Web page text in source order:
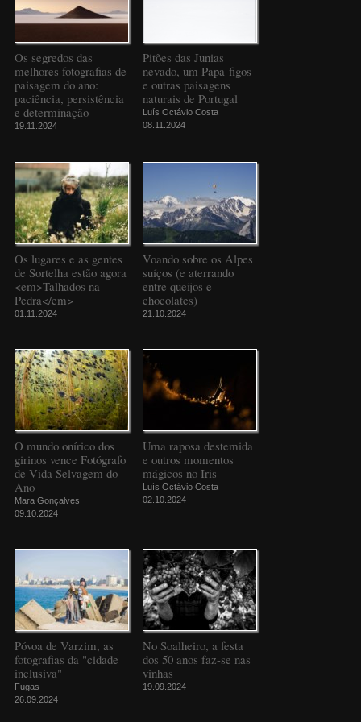
Os segredos das
melhores fotografias de
paisagem do ano:
paciência, persistência
e determinação
19.11.2024
Pitões das Junias
nevado, um Papa-figos
e outras paisagens
naturais de Portugal
Luís Octávio Costa
08.11.2024
Os lugares e as gentes
de Sortelha estão agora
<em>Talhados na
Pedra</em>
01.11.2024
Voando sobre os Alpes
suíços (e aterrando
entre queijos e
chocolates)
21.10.2024
O mundo onírico dos
girinos vence Fotógrafo
de Vida Selvagem do
Ano
Mara Gonçalves
09.10.2024
Uma raposa destemida
e outros momentos
mágicos no Iris
Luís Octávio Costa
02.10.2024
Póvoa de Varzim, as
fotografias da "cidade
inclusiva"
Fugas
26.09.2024
No Soalheiro, a festa
dos 50 anos faz-se nas
vinhas
19.09.2024